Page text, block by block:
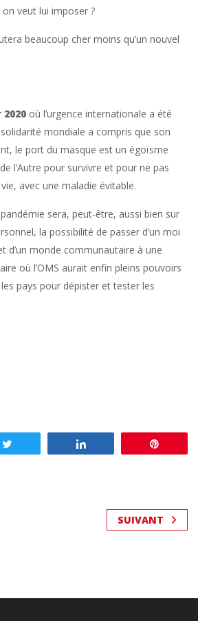
veut lui imposer ?
beaucoup cher moins qu’un nouvel
où l’urgence internationale a été
solidarité mondiale a compris que son
le port du masque est un égoïsme
l’Autre pour survivre et pour ne pas
avec une maladie évitable.
sera, peut-être, aussi bien sur
la possibilité de passer d’un moi
d’un monde communautaire à une
où l’OMS aurait enfin pleins pouvoirs
pays pour dépister et tester les
SUIVANT